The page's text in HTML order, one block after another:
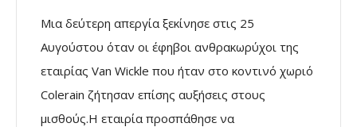
Μια δεύτερη απεργία ξεκίνησε στις 25
Αυγούστου όταν οι έφηβοι ανθρακωρύχοι της
εταιρίας Van Wickle που ήταν στο κοντινό χωριό
Colerain ζήτησαν επίσης αυξήσεις στους
μισθούς.Η εταιρία προσπάθησε να